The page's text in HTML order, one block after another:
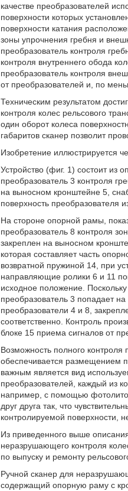
качестве преобразователей
поверхности которых
поверхности катания
зоны упрочнения гребня и
преобразователь контроля
контроля внутреннего обода
преобразователь контроля
от преобразователей и, по
Техническим результатом
контроля колес рельсового
один оборот колеса
габаритов сканер позволит
Изобретение иллюстрируется
Устройство (фиг. 1) состоит из
преобразователь 3 контроля
на выносном кронштейне 5,
поверхность преобразователя
На стороне опорной рамы,
преобразователь 8 контроля
закреплен на выносном
которая составляет часть
возвратной пружиной 14, при
направляющие ролики 6 и 11
исходное положение.
преобразователь 3 попадает
преобразователи 4 и 8,
соответственно. Контроль
блоке 15 приема сигналов от
Возможность полного
обеспечивается размещением
важным является вид
преобразователей, каждый из
например, с помощью
друг друга так, что
контролируемой поверхности,
Из приведенного выше
неразрушающего контроля
по выпуску и ремонту
Ручной сканер для
содержащий опорную раму с